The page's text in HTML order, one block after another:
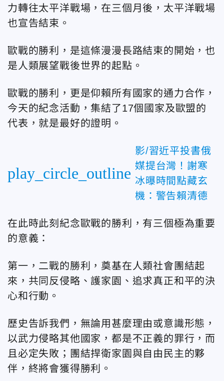
力轉往太平洋戰場，在三個月後，太平洋戰場
也宣告結束。
歐戰的勝利，是這條漫漫長路結束的開始，也
是人類展望戰後世界的起點。
歐戰的勝利，更是仰賴所有國家的通力合作，
今天的紀念活動，集結了17個國家及歐盟的
代表，就是最好的證明。
play_circle_outline
影/習近平投書俄
媒提台灣！謝寒
冰曝時間點藏玄
機：警告賴清德
在此時此刻紀念歐戰的勝利，有三個極為重要
的意義：
第一，二戰的勝利，奠基在人類社會團結起
來，共同反侵略、護家園、追求真正和平的決
心和行動。
歷史告訴我們，無論用甚麼理由或意識形態，
以武力侵略其他國家，都是不正義的罪行，而
且必定失敗；團結捍衛家園與自由民主的夥
伴，終將會獲得勝利。